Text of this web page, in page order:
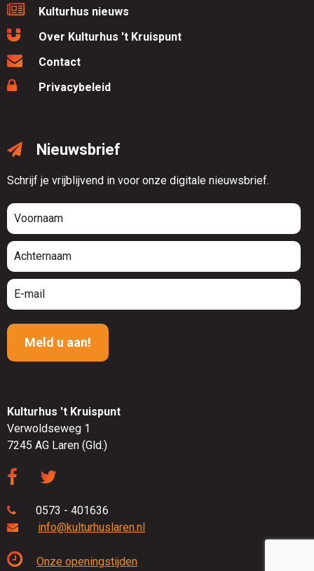
Kulturhus nieuws
Over Kulturhus 't Kruispunt
Contact
Privacybeleid
Nieuwsbrief
Schrijf je vrijblijvend in voor onze digitale nieuwsbrief.
Kulturhus 't Kruispunt
Verwoldseweg 1
7245 AG Laren (Gld.)
0573 - 401636
info@kulturhuslaren.nl
Onze openingstijden